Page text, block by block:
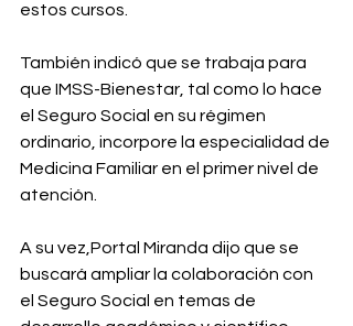
estos cursos.⁣
También indicó que se trabaja para
que IMSS-Bienestar, tal como lo hace
el Seguro Social en su régimen
ordinario, incorpore la especialidad de
Medicina Familiar en el primer nivel de
atención.⁣
A su vez,Portal Miranda dijo que se
buscará ampliar la colaboración con
el Seguro Social en temas de